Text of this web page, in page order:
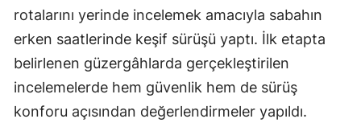
rotalarını yerinde incelemek amacıyla sabahın
erken saatlerinde keşif sürüşü yaptı. İlk etapta
belirlenen güzergâhlarda gerçekleştirilen
incelemelerde hem güvenlik hem de sürüş
konforu açısından değerlendirmeler yapıldı.